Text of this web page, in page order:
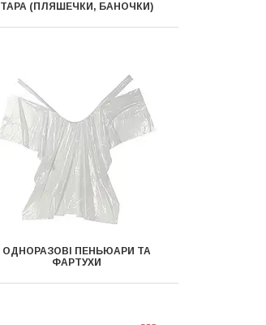
ТАРА (ПЛЯШЕЧКИ, БАНОЧКИ)
ОДНОРАЗОВІ ПЕНЬЮАРИ ТА
ФАРТУХИ